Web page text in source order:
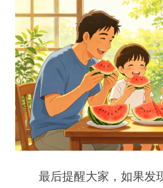
最后提醒大家，如果发